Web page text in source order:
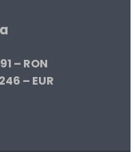
– RON
– EUR